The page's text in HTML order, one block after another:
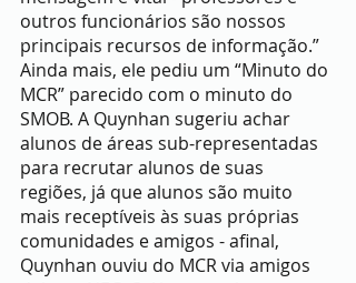
outros funcionários são nossos
principais recursos de informação.”
Ainda mais, ele pediu um “Minuto do
MCR” parecido com o minuto do
SMOB. A Quynhan sugeriu achar
alunos de áreas sub-representadas
para recrutar alunos de suas
regiões, já que alunos são muito
mais receptíveis às suas próprias
comunidades e amigos - afinal,
Quynhan ouviu do MCR via amigos